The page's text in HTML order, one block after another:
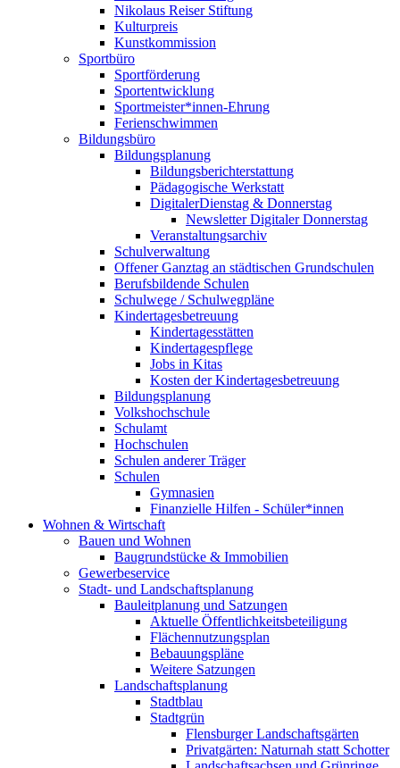
Nikolaus Reiser Stiftung
Kulturpreis
Kunstkommission
Sportbüro
Sportförderung
Sportentwicklung
Sportmeister*innen-Ehrung
Ferienschwimmen
Bildungsbüro
Bildungsplanung
Bildungsberichterstattung
Pädagogische Werkstatt
DigitalerDienstag & Donnerstag
Newsletter Digitaler Donnerstag
Veranstaltungsarchiv
Schulverwaltung
Offener Ganztag an städtischen Grundschulen
Berufsbildende Schulen
Schulwege / Schulwegpläne
Kindertagesbetreuung
Kindertagesstätten
Kindertagespflege
Jobs in Kitas
Kosten der Kindertagesbetreuung
Bildungsplanung
Volkshochschule
Schulamt
Hochschulen
Schulen anderer Träger
Schulen
Gymnasien
Finanzielle Hilfen - Schüler*innen
Wohnen & Wirtschaft
Bauen und Wohnen
Baugrundstücke & Immobilien
Gewerbeservice
Stadt- und Landschaftsplanung
Bauleitplanung und Satzungen
Aktuelle Öffentlichkeitsbeteiligung
Flächennutzungsplan
Bebauungspläne
Weitere Satzungen
Landschaftsplanung
Stadtblau
Stadtgrün
Flensburger Landschaftsgärten
Privatgärten: Naturnah statt Schotter